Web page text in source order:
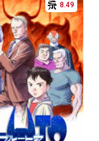
8.49